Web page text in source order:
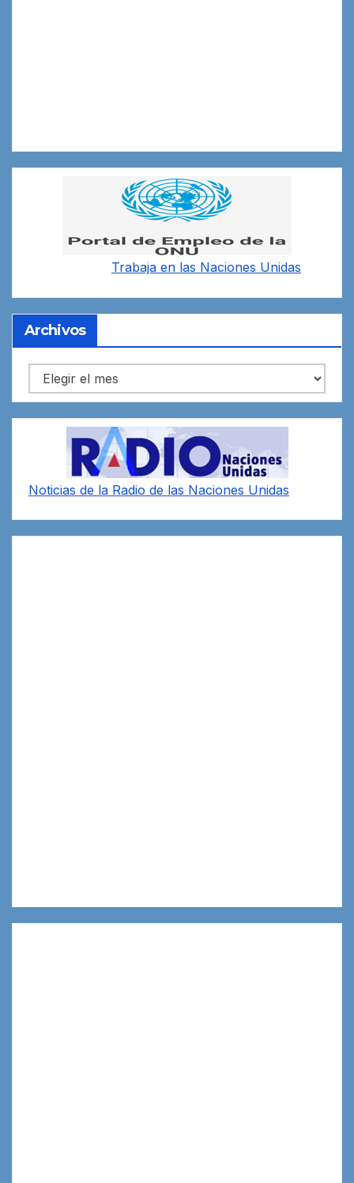
Trabaja en las Naciones Unidas
Archivos
Archivos
Noticias de la Radio de las Naciones Unidas